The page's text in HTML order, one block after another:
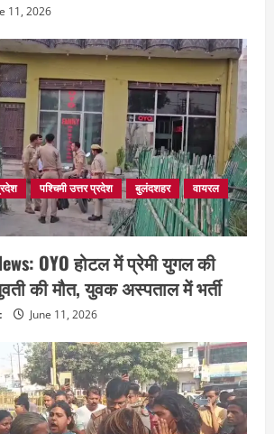
11, 2026
पश्चिमी उत्तर प्रदेश बुलंदशहर
वायरल
OYO होटल में प्रेमी युगल की
की मौत, युवक अस्पताल में भर्ती
June 11, 2026